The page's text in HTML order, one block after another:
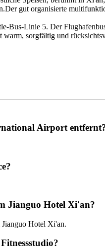
gut organisierte
Bus-Linie 5. Der
sorgfältig und
Airport
Jianguo Hotel Xi'an?
Hotel Xi'an.